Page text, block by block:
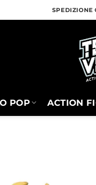
SPEDIZIONE
POP ACTION